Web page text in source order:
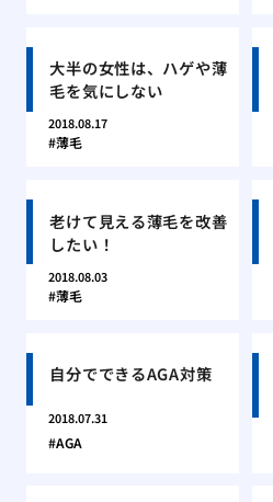
大半の女性は、ハゲや薄
毛を気にしない
2018.08.17
薄毛
老けて見える薄毛を改善
したい！
2018.08.03
薄毛
自分でできるAGA対策
2018.07.31
AGA